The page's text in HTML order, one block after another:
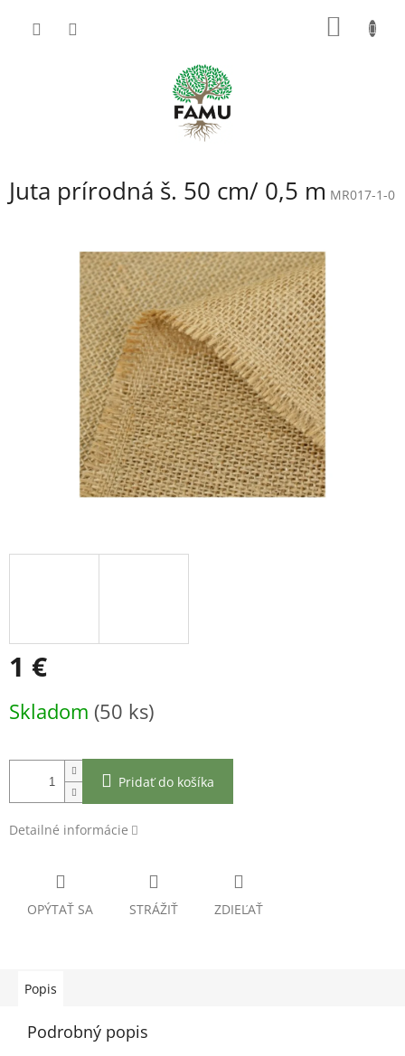
Juta prírodná š. 50 cm/ 0,5 m MR017-1-0
1 €
cena:
Skladom (50 ks)
Pridať do košíka
Detailné informácie
OPÝTAŤ SA STRÁŽIŤ ZDIEĽAŤ
Popis
Podrobný popis